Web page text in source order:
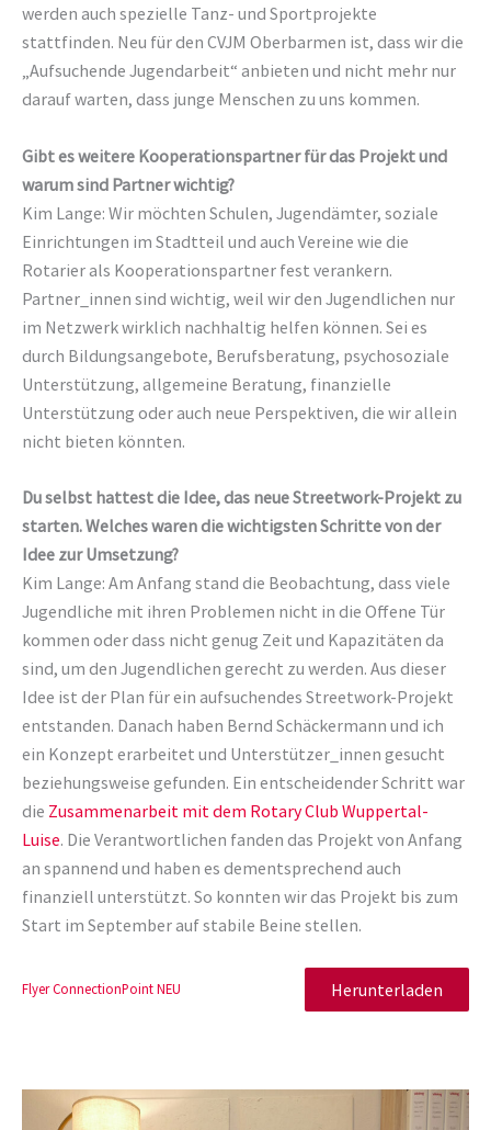
werden auch spezielle Tanz- und Sportprojekte
stattfinden. Neu für den CVJM Oberbarmen ist, dass wir die
„Aufsuchende Jugendarbeit“ anbieten und nicht mehr nur
darauf warten, dass junge Menschen zu uns kommen.
Gibt es weitere Kooperationspartner für das Projekt und
warum sind Partner wichtig?
Kim Lange: Wir möchten Schulen, Jugendämter, soziale
Einrichtungen im Stadtteil und auch Vereine wie die
Rotarier als Kooperationspartner fest verankern.
Partner_innen sind wichtig, weil wir den Jugendlichen nur
im Netzwerk wirklich nachhaltig helfen können. Sei es
durch Bildungsangebote, Berufsberatung, psychosoziale
Unterstützung, allgemeine Beratung, finanzielle
Unterstützung oder auch neue Perspektiven, die wir allein
nicht bieten könnten.
Du selbst hattest die Idee, das neue Streetwork-Projekt zu
starten. Welches waren die wichtigsten Schritte von der
Idee zur Umsetzung?
Kim Lange: Am Anfang stand die Beobachtung, dass viele
Jugendliche mit ihren Problemen nicht in die Offene Tür
kommen oder dass nicht genug Zeit und Kapazitäten da
sind, um den Jugendlichen gerecht zu werden. Aus dieser
Idee ist der Plan für ein aufsuchendes Streetwork-Projekt
entstanden. Danach haben Bernd Schäckermann und ich
ein Konzept erarbeitet und Unterstützer_innen gesucht
beziehungsweise gefunden. Ein entscheidender Schritt war
die Zusammenarbeit mit dem Rotary Club Wuppertal-
Luise. Die Verantwortlichen fanden das Projekt von Anfang
an spannend und haben es dementsprechend auch
finanziell unterstützt. So konnten wir das Projekt bis zum
Start im September auf stabile Beine stellen.
Flyer ConnectionPoint NEU Herunterladen